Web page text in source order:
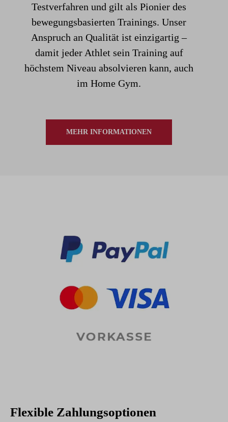
Testverfahren und gilt als Pionier des
bewegungsbasierten Trainings. Unser
Anspruch an Qualität ist einzigartig –
damit jeder Athlet sein Training auf
höchstem Niveau absolvieren kann, auch
im Home Gym.
MEHR INFORMATIONEN
Flexible Zahlungsoptionen